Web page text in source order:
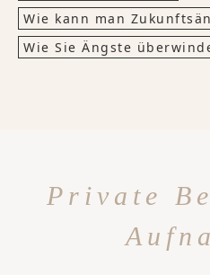
Wie kann man
Wie Sie Ängste
Private